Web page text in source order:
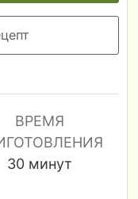
ВРЕМЯ
30минуты
минут